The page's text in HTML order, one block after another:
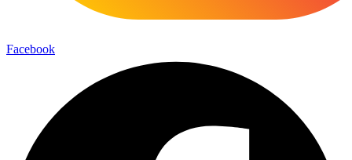
Facebook